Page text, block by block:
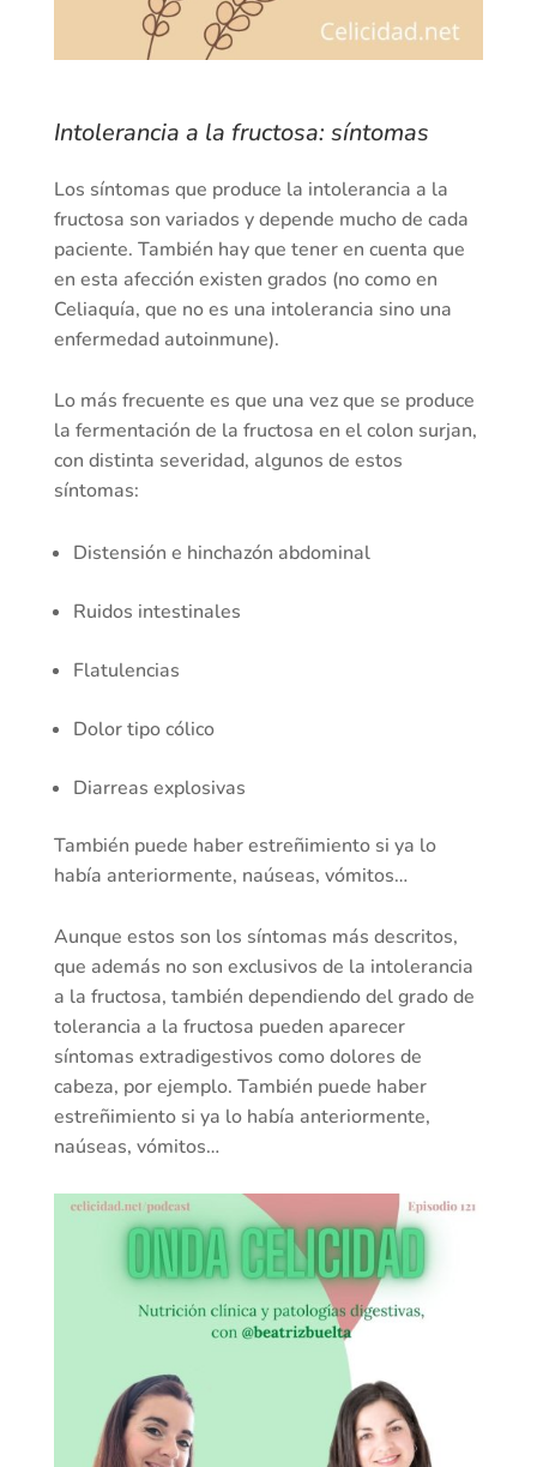
Intolerancia a la fructosa: síntomas
Los síntomas que produce la intolerancia a la
fructosa son variados y depende mucho de cada
paciente. También hay que tener en cuenta que
en esta afección existen grados (no como en
Celiaquía, que no es una intolerancia sino una
enfermedad autoinmune).
Lo más frecuente es que una vez que se produce
la fermentación de la fructosa en el colon surjan,
con distinta severidad, algunos de estos
síntomas:
Distensión e hinchazón abdominal
Ruidos intestinales
Flatulencias
Dolor tipo cólico
Diarreas explosivas
También puede haber estreñimiento si ya lo
había anteriormente, naúseas, vómitos…
Aunque estos son los síntomas más descritos,
que además no son exclusivos de la intolerancia
a la fructosa, también dependiendo del grado de
tolerancia a la fructosa pueden aparecer
síntomas extradigestivos como dolores de
cabeza, por ejemplo. También puede haber
estreñimiento si ya lo había anteriormente,
naúseas, vómitos…